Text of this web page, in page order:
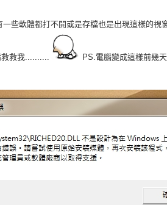
些軟體都打不開或是存檔也是出現這樣的
救救我.......... PS.電腦變成這樣前幾